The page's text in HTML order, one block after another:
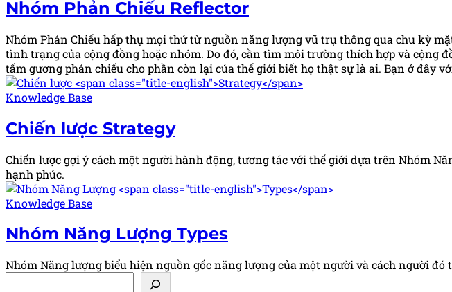
Nhóm Phản Chiếu Reflector
Nhóm Phản Chiếu hấp thụ mọi thứ từ nguồn năng lượng vũ trụ thông qua chu kỳ
tình trạng của cộng đồng hoặc nhóm. Do đó, cần tìm môi trường thích hợp và
tấm gương phản chiếu cho phần còn lại của thế giới biết họ thật sự là ai. Bạn ở
Posted
Knowledge Base
Chiến lược Strategy
Chiến lược gợi ý cách một người hành động, tương tác với thế giới dựa trên Nhóm
hạnh phúc.
Posted
Knowledge Base
Nhóm Năng Lượng Types
Nhóm Năng lượng biểu hiện nguồn gốc năng lượng của một người và cách người đó